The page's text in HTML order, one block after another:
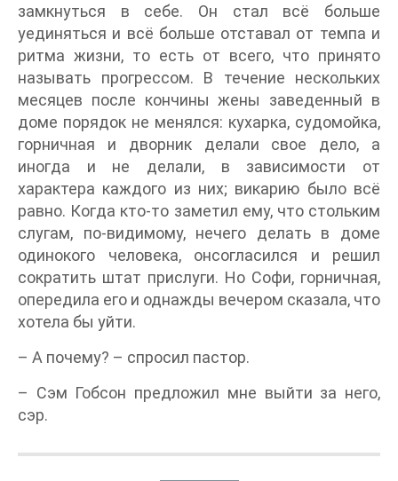
замкнуться в себе. Он стал всё больше
уединяться и всё больше отставал от темпа и
ритма жизни, то есть от всего, что принято
называть прогрессом. В течение нескольких
месяцев после кончины жены заведенный в
доме порядок не менялся: кухарка, судомойка,
горничная и дворник делали свое дело, а
иногда и не делали, в зависимости от
характера каждого из них; викарию было всё
равно. Когда кто-то заметил ему, что стольким
слугам, по-видимому, нечего делать в доме
одинокого человека, онсогласился и решил
сократить штат прислуги. Но Софи, горничная,
опередила его и однажды вечером сказала, что
хотела бы уйти.
– А почему? – спросил пастор.
– Сэм Гобсон предложил мне выйти за него,
сэр.